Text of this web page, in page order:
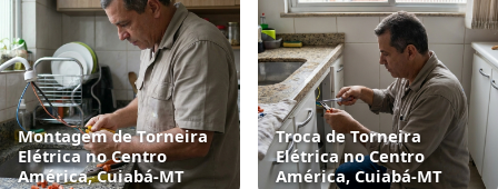
Montagem de Torneira
Elétrica no Centro
América, Cuiabá‑MT
Troca de Torneira
Elétrica no Centro
América, Cuiabá‑MT